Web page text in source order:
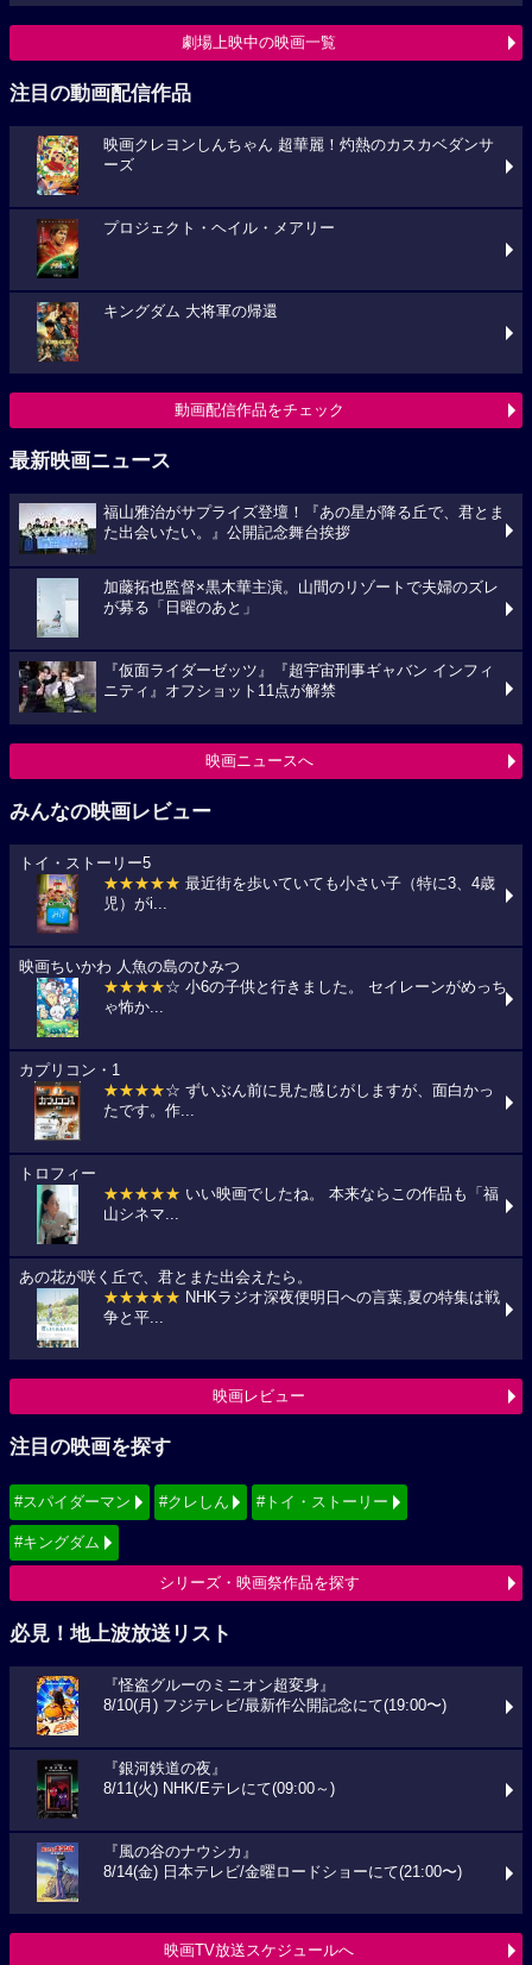
劇場上映中の映画一覧
注目の動画配信作品
映画クレヨンしんちゃん 超華麗！灼熱のカスカベダンサ
ーズ
プロジェクト・ヘイル・メアリー
キングダム 大将軍の帰還
動画配信作品をチェック
最新映画ニュース
福山雅治がサプライズ登壇！『あの星が降る丘で、君とま
た出会いたい。』公開記念舞台挨拶
加藤拓也監督×黒木華主演。山間のリゾートで夫婦のズレ
が募る「日曜のあと」
『仮面ライダーゼッツ』『超宇宙刑事ギャバン インフィ
ニティ』オフショット11点が解禁
映画ニュースへ
みんなの映画レビュー
トイ・ストーリー5
★★★★★ 最近街を歩いていても小さい子（特に3、4歳
児）がi...
映画ちいかわ 人魚の島のひみつ
★★★★☆ 小6の子供と行きました。 セイレーンがめっち
ゃ怖か...
カプリコン・1
★★★★☆ ずいぶん前に見た感じがしますが、面白かっ
たです。作...
トロフィー
★★★★★ いい映画でしたね。 本来ならこの作品も「福
山シネマ...
あの花が咲く丘で、君とまた出会えたら。
★★★★★ NHKラジオ深夜便明日への言葉,夏の特集は戦
争と平...
映画レビュー
注目の映画を探す
#スパイダーマン #クレしん #トイ・ストーリー
#キングダム
シリーズ・映画祭作品を探す
必見！地上波放送リスト
『怪盗グルーのミニオン超変身』
8/10(月) フジテレビ/最新作公開記念にて(19:00〜)
『銀河鉄道の夜』
8/11(火) NHK/Eテレにて(09:00～)
『風の谷のナウシカ』
8/14(金) 日本テレビ/金曜ロードショーにて(21:00〜)
映画TV放送スケジュールへ